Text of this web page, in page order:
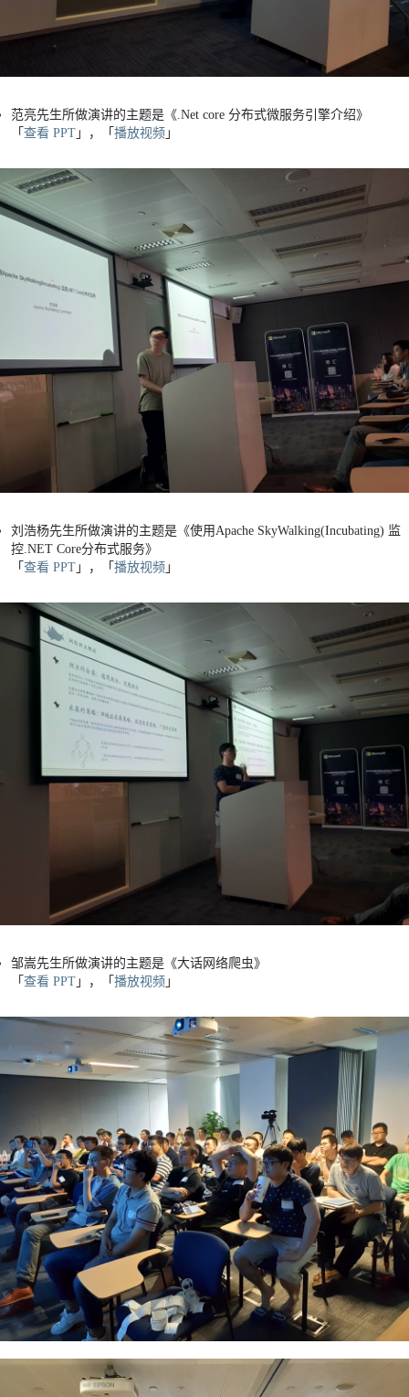
范亮先生所做演讲的主题是《.Net core 分布式微服务引擎介绍》
「查看 PPT 」，「播放视频 」
刘浩杨先生所做演讲的主题是《使用Apache SkyWalking(Incubating) 监
控.NET Core分布式服务》
「查看 PPT 」，「播放视频 」
邹嵩先生所做演讲的主题是《大话网络爬虫》
「查看 PPT 」，「播放视频 」